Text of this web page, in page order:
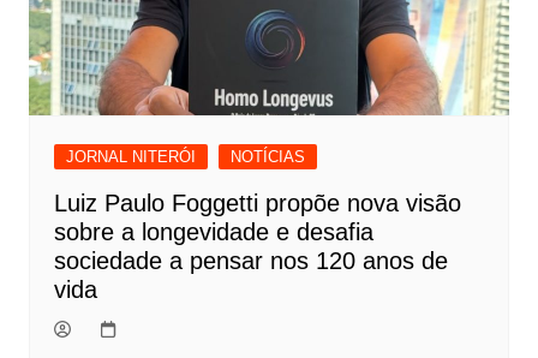
JORNAL NITERÓI NOTÍCIAS
Luiz Paulo Foggetti propõe nova visão
sobre a longevidade e desafia
sociedade a pensar nos 120 anos de
vida